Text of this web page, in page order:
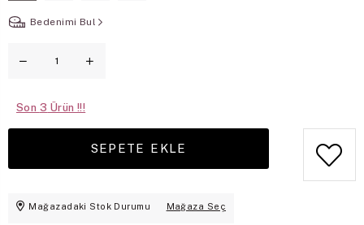
Bedenimi Bul
Son 3
Mağazadaki Stok Durumu Mağaza Seç